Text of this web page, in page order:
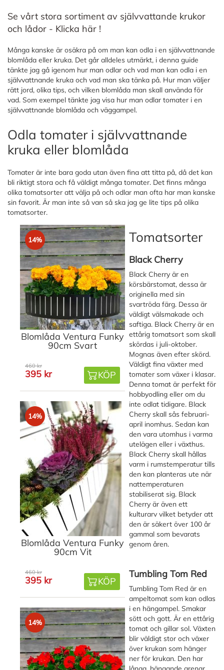
Se vårt stora sortiment av självvattande krukor
och lådor - Klicka här !
Många kanske är osäkra på om man kan odla i en självvattnande
blomlåda eller kruka. Det går alldeles utmärkt, i denna guide
tänkte jag gå igenom hur man odlar och vad man kan odla i en
självvattnande kruka och vad man ska tänka på. Hur man väljer
rätt jord, olika tips, och vilken blomlåda man skall använda för
vad. Som exempel tänkte jag visa hur man odlar tomater i en
självvattnande blomlåda och väggampel.
Odla tomater i självvattnande
kruka eller blomlåda
Tomater är inte bara goda utan även fina att titta på, då det kan
bli riktigt stora och få väldigt många tomater. Det finns många
olika tomatsorter att välja på och odlar man ofta har man kanske
sin favorit. Är man inte så van så ska jag ge lite tips på olika
tomatsorter.
14%
Blomlåda Ventura Funky
90cm Svart
460 kr
395 kr KÖP
14%
Blomlåda Ventura Funky
90cm Vit
460 kr
395 kr KÖP
14%
Tomatsorter
Black Cherry
Black Cherry är en
körsbärstomat, dessa är
originella med sin
svartröda färg. Dessa är
väldigt välsmakade och
saftiga. Black Cherry är en
ettårig tomatsort som skall
skördas i juli-oktober.
Mognas även efter skörd.
Väldigt fina växter med
tomater som växer i klasar.
Denna tomat är perfekt för
hobbyodling eller om du
inte odlat tidigare. Black
Cherry skall sås februari-
april inomhus. Sedan kan
den vara utomhus i varma
utelägen eller i växthus.
Black Cherry skall hållas
varm i rumstemperatur tills
den kan planteras ute när
nattemperaturen
stabiliserat sig. Black
Cherry är även ett
kulturarv vilket betyder att
den är säkert över 100 år
gammal som bevarats
genom åren.
Tumbling Tom Red
Tumbling Tom Red är en
ampeltomat som kan odlas
i en hängampel. Smakar
sött och gott. Är en ettårig
tomat och gillar sol. Växten
blir väldigt stor och växer
över krukan som hänger
ner för krukan. Den har